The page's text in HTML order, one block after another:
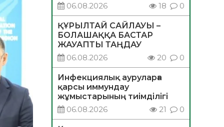
06.08.2026
18 0
ҚҰРЫЛТАЙ САЙЛАУЫ –
БОЛАШАҚҚА БАСТАР
ЖАУАПТЫ ТАҢДАУ
06.08.2026
20 0
Инфекциялық ауруларға
қарсы иммундау
жұмыстарының тиімділігі
06.08.2026
21 0